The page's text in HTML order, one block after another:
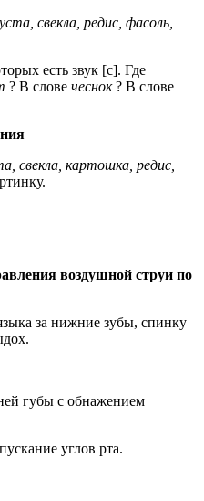
свекла, редис, фасоль,
есть звук [с]. Где
? В слове чеснок? В слове
свекла, картошка, редис,
воздушной струи по
за нижние зубы, спинку
губы с обнажением
углов рта.